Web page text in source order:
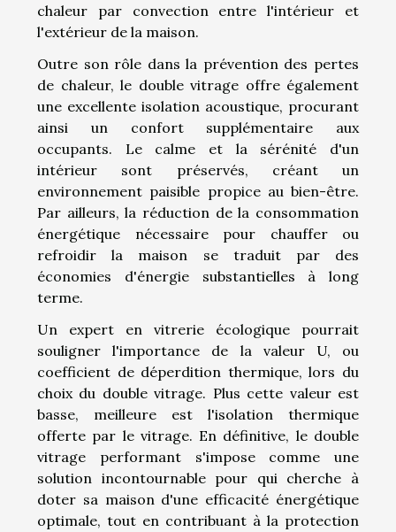
chaleur par convection entre l'intérieur et
l'extérieur de la maison.
Outre son rôle dans la prévention des pertes
de chaleur, le double vitrage offre également
une excellente isolation acoustique, procurant
ainsi un confort supplémentaire aux
occupants. Le calme et la sérénité d'un
intérieur sont préservés, créant un
environnement paisible propice au bien-être.
Par ailleurs, la réduction de la consommation
énergétique nécessaire pour chauffer ou
refroidir la maison se traduit par des
économies d'énergie substantielles à long
terme.
Un expert en vitrerie écologique pourrait
souligner l'importance de la valeur U, ou
coefficient de déperdition thermique, lors du
choix du double vitrage. Plus cette valeur est
basse, meilleure est l'isolation thermique
offerte par le vitrage. En définitive, le double
vitrage performant s'impose comme une
solution incontournable pour qui cherche à
doter sa maison d'une efficacité énergétique
optimale, tout en contribuant à la protection